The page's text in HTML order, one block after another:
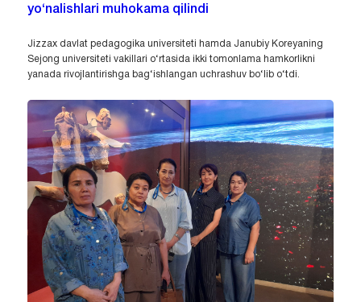
yo‘nalishlari muhokama qilindi
Jizzax davlat pedagogika universiteti hamda Janubiy Koreyaning
Sejong universiteti vakillari o‘rtasida ikki tomonlama hamkorlikni
yanada rivojlantirishga bag‘ishlangan uchrashuv bo‘lib o‘tdi.